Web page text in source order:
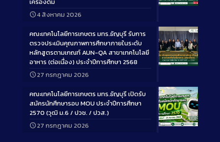
Long
4 สิงหาคม 2026
Long
คณะเทคโนโลยีการเกษตร มทร.ธัญบุรี รับการ
ตรวจประเมินคุณภาพการศึกษาภายในระดับ
หลักสูตรตามเกณฑ์ AUN-QA สาขาเทคโนโลยี
อาหาร (ต่อเนื่อง) ประจำปีการศึกษา 2568
27 กรกฎาคม 2026
Long
คณะเทคโนโลยีการเกษตร มทร.ธัญบุรี เปิดรับ
สมัครนักศึกษารอบ MOU ประจำปีการศึกษา
2570 (วุฒิ ม.6 / ปวช. / ปวส.)
27 กรกฎาคม 2026